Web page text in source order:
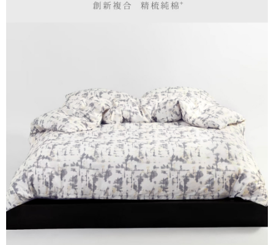
１．透過由恩沛科技股份有限公司提供之「AFTEE先享後付」服務完成之交
４．使用「AFTEE先享後付」時，將依據個別帳號之用戶狀況，依本公司即
時審查核予不同之上限額度；若仍有額度不足之情形，本公司將視審查結果
請求用戶進行身份認證。
５．嚴禁一人註冊多個帳號或使用他人資訊註冊。若發現惡意使用之情形，
恩沛科技股份有限公司將有權停止該用戶之使用額度並採取法律行動。